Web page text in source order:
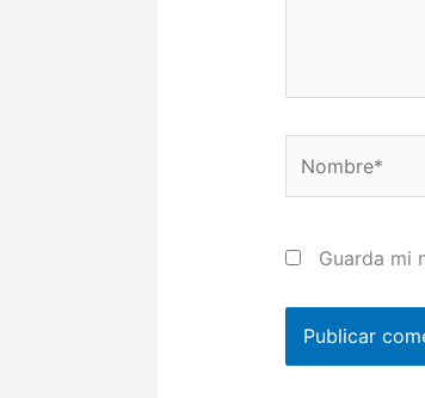
Guarda mi